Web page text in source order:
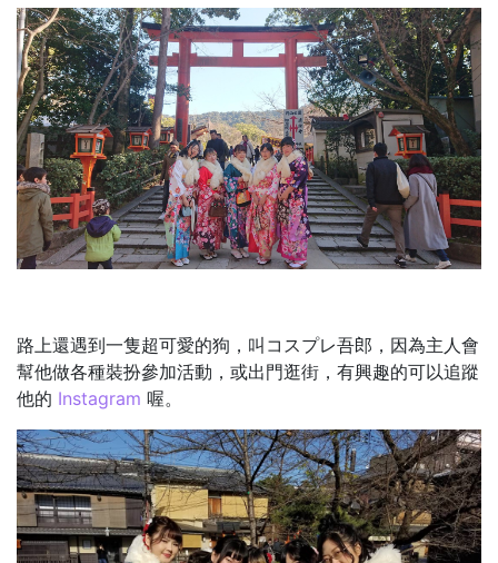
路上還遇到一隻超可愛的狗，叫コスプレ吾郎，因為主人會
幫他做各種裝扮參加活動，或出門逛街，有興趣的可以追蹤
他的 Instagram 喔。